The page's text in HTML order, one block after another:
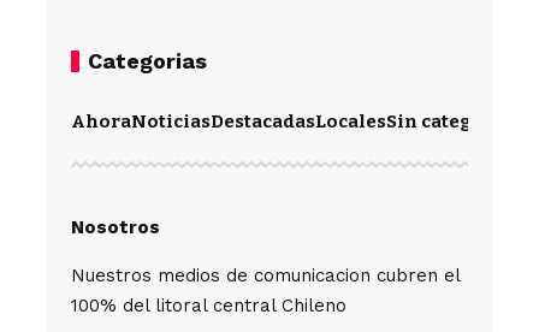
Categorias
AhoraNoticiasDestacadasLocalesSin categoría
Nosotros
Nuestros medios de comunicacion cubren el
100% del litoral central Chileno